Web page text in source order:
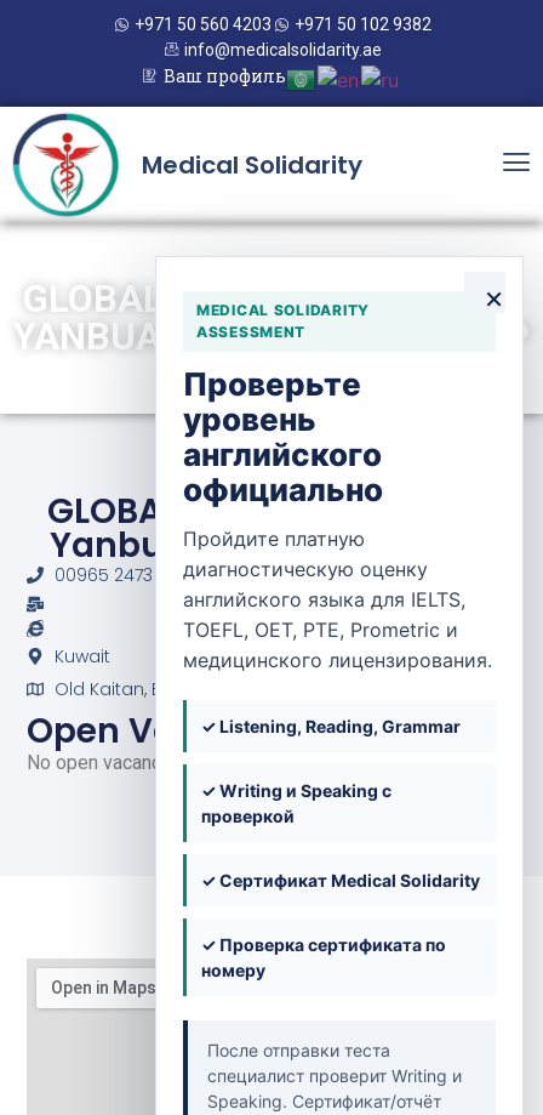
+971 50 560 4203
+971 50 102 9382
info@medicalsolidarity.ae
Ваш профиль
Medical Solidarity
×
MEDICAL SOLIDARITY
ASSESSMENT
Проверьте
уровень
английского
официально
Пройдите платную
диагностическую оценку
английского языка для IELTS,
TOEFL, OET, PTE, Prometric и
медицинского лицензирования.
✓ Listening, Reading, Grammar
✓ Writing и Speaking с
проверкой
✓ Сертификат Medical Solidarity
✓ Проверка сертификата по
номеру
После отправки теста
специалист проверит Writing и
Speaking. Сертификат/отчёт
GLOBAL EAST PHARMACY —
YANBUA AL-KHALEEJ GROUP
GLOBAL EAST Pharmacy —
Yanbua Al-Khaleej Group
00965 2473 2694 / 965 9950 9890
Kuwait
Old Kaitan, Block 9, Bldg 5 - Muscat St.
Open Vacancies
No open vacancies at the moment.